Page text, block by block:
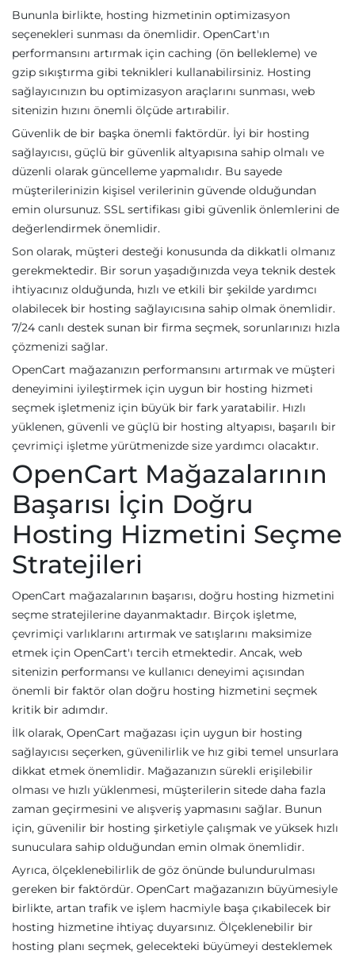
Bununla birlikte, hosting hizmetinin optimizasyon
seçenekleri sunması da önemlidir. OpenCart'ın
performansını artırmak için caching (ön bellekleme) ve
gzip sıkıştırma gibi teknikleri kullanabilirsiniz. Hosting
sağlayıcınızın bu optimizasyon araçlarını sunması, web
sitenizin hızını önemli ölçüde artırabilir.
Güvenlik de bir başka önemli faktördür. İyi bir hosting
sağlayıcısı, güçlü bir güvenlik altyapısına sahip olmalı ve
düzenli olarak güncelleme yapmalıdır. Bu sayede
müşterilerinizin kişisel verilerinin güvende olduğundan
emin olursunuz. SSL sertifikası gibi güvenlik önlemlerini de
değerlendirmek önemlidir.
Son olarak, müşteri desteği konusunda da dikkatli olmanız
gerekmektedir. Bir sorun yaşadığınızda veya teknik destek
ihtiyacınız olduğunda, hızlı ve etkili bir şekilde yardımcı
olabilecek bir hosting sağlayıcısına sahip olmak önemlidir.
7/24 canlı destek sunan bir firma seçmek, sorunlarınızı hızla
çözmenizi sağlar.
OpenCart mağazanızın performansını artırmak ve müşteri
deneyimini iyileştirmek için uygun bir hosting hizmeti
seçmek işletmeniz için büyük bir fark yaratabilir. Hızlı
yüklenen, güvenli ve güçlü bir hosting altyapısı, başarılı bir
çevrimiçi işletme yürütmenizde size yardımcı olacaktır.
OpenCart Mağazalarının
Başarısı İçin Doğru
Hosting Hizmetini Seçme
Stratejileri
OpenCart mağazalarının başarısı, doğru hosting hizmetini
seçme stratejilerine dayanmaktadır. Birçok işletme,
çevrimiçi varlıklarını artırmak ve satışlarını maksimize
etmek için OpenCart'ı tercih etmektedir. Ancak, web
sitenizin performansı ve kullanıcı deneyimi açısından
önemli bir faktör olan doğru hosting hizmetini seçmek
kritik bir adımdır.
İlk olarak, OpenCart mağazası için uygun bir hosting
sağlayıcısı seçerken, güvenilirlik ve hız gibi temel unsurlara
dikkat etmek önemlidir. Mağazanızın sürekli erişilebilir
olması ve hızlı yüklenmesi, müşterilerin sitede daha fazla
zaman geçirmesini ve alışveriş yapmasını sağlar. Bunun
için, güvenilir bir hosting şirketiyle çalışmak ve yüksek hızlı
sunuculara sahip olduğundan emin olmak önemlidir.
Ayrıca, ölçeklenebilirlik de göz önünde bulundurulması
gereken bir faktördür. OpenCart mağazanızın büyümesiyle
birlikte, artan trafik ve işlem hacmiyle başa çıkabilecek bir
hosting hizmetine ihtiyaç duyarsınız. Ölçeklenebilir bir
hosting planı seçmek, gelecekteki büyümeyi desteklemek